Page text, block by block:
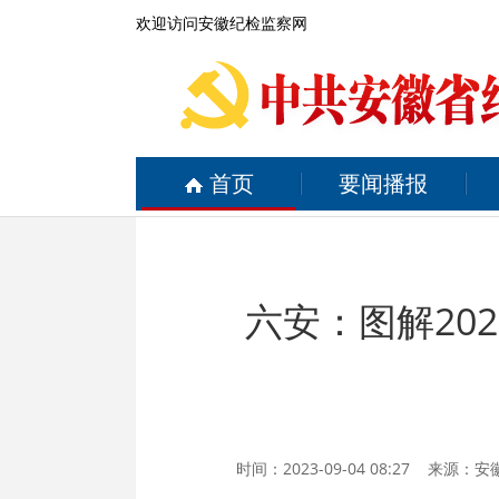
欢迎访问安徽纪检监察网
首页 要闻播报
六安：图解
时间：2023-09-04 08:27 来源： 安